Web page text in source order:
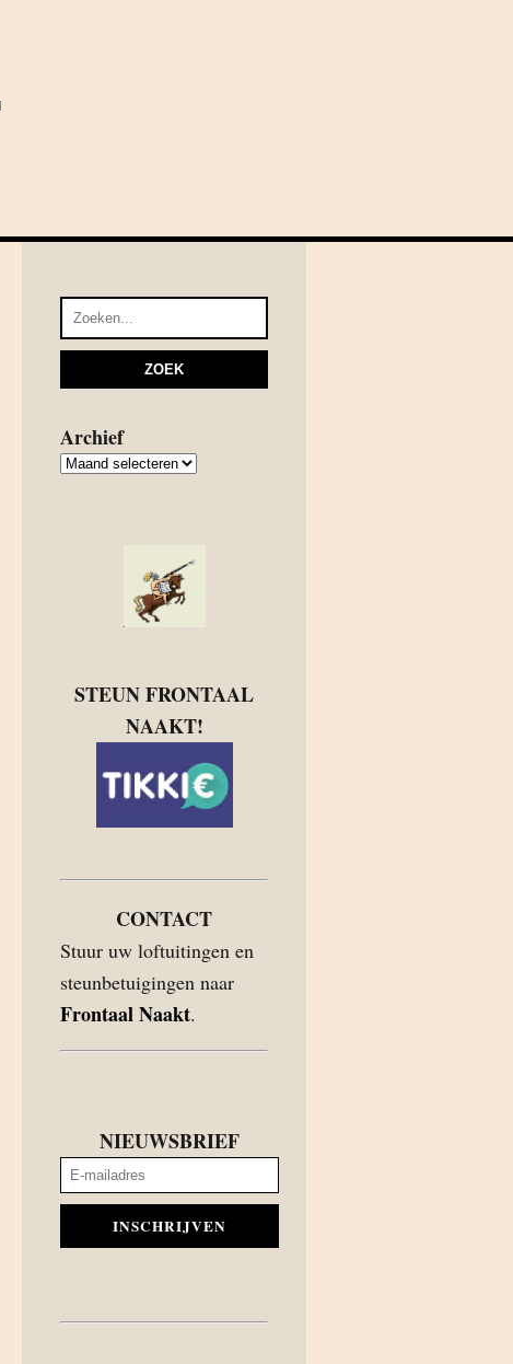
Archief
Archief
STEUN FRONTAAL
NAAKT!
CONTACT
Stuur uw loftuitingen en
steunbetuigingen naar
Frontaal Naakt.
NIEUWSBRIEF
INSCHRIJVEN